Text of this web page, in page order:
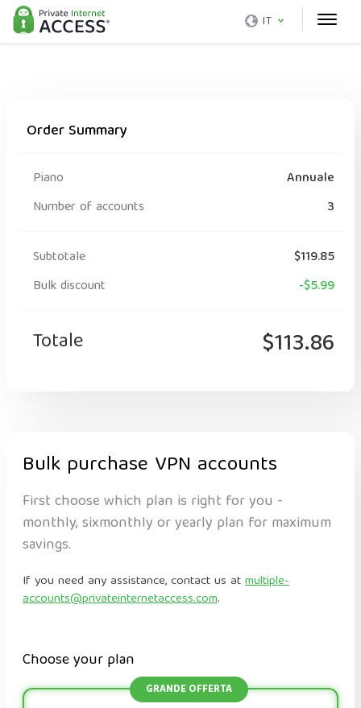
IT
Order Summary
Piano
Annuale
Number of accounts
3
Subtotale
$119.85
Bulk discount
-$5.99
Totale $113.86
Bulk purchase VPN accounts
First choose which plan is right for you -
monthly, sixmonthly or yearly plan for maximum
savings.
If you need any assistance, contact us atmultiple-
accounts@privateinternetaccess.com.
Choose your plan